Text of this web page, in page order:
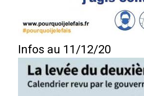
Infos au 11/12/20